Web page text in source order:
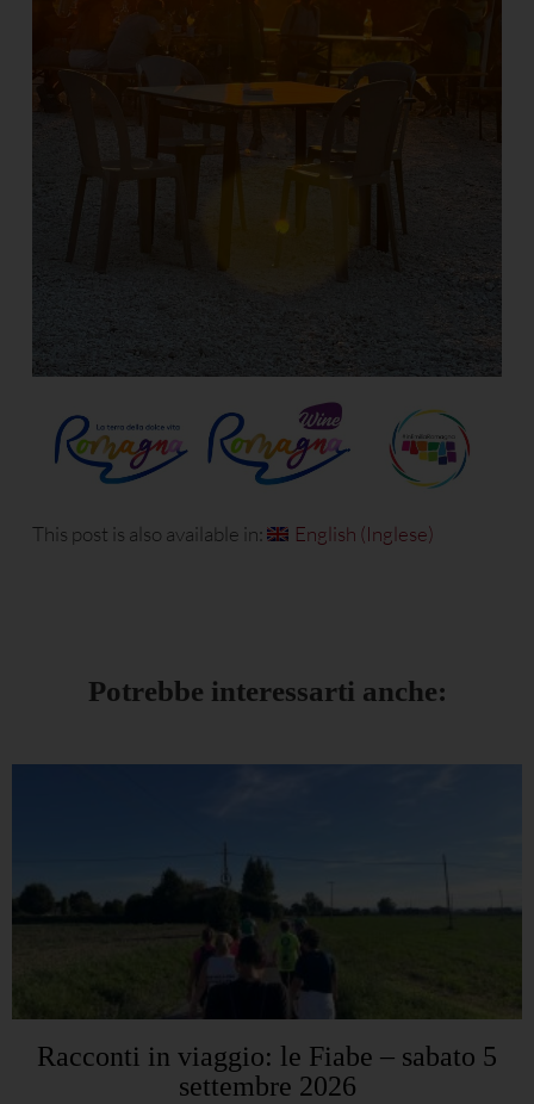
This post is also available in: English (Inglese)
Potrebbe interessarti anche:
Racconti in viaggio: le Fiabe – sabato 5
settembre 2026